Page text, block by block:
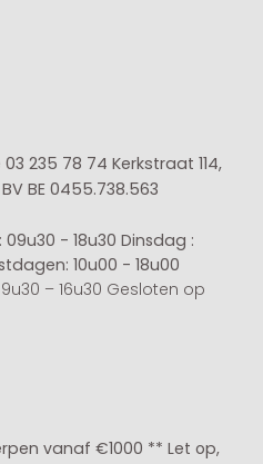
03 235 78 74 Kerkstraat 114,
BE 0455.738.563
- 18u30 Dinsdag :
10u00 - 18u00
– 16u30 Gesloten op
vanaf €1000 ** Let op,